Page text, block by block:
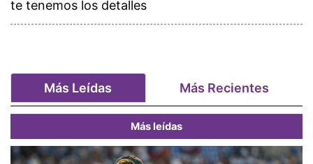
te tenemos los detalles
Más Leídas Más Recientes
Más leídas